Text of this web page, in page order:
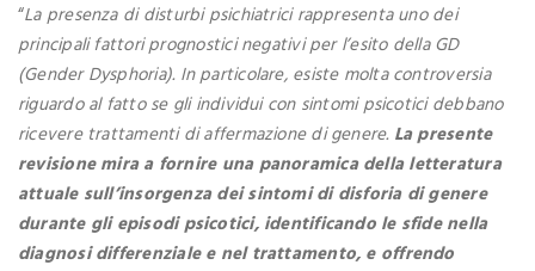
“La presenza di disturbi psichiatrici rappresenta uno dei
principali fattori prognostici negativi per l’esito della GD
(Gender Dysphoria). In particolare, esiste molta controversia
riguardo al fatto se gli individui con sintomi psicotici debbano
ricevere trattamenti di affermazione di genere. La presente
revisione mira a fornire una panoramica della letteratura
attuale sull’insorgenza dei sintomi di disforia di genere
durante gli episodi psicotici, identificando le sfide nella
diagnosi differenziale e nel trattamento, e offrendo